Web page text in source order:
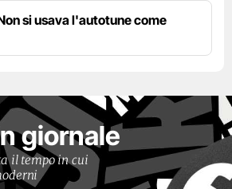
si usava l'autotune come
giornale
il tempo in cui